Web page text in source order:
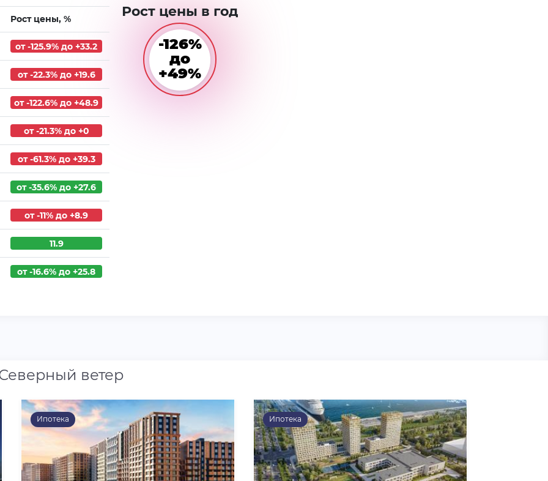
Рост цены, %
от -125.9% до +33.2
от -22.3% до +19.6
от -122.6% до +48.9
от -21.3% до +0
от -61.3% до +39.3
от -35.6% до +27.6
от -11% до +8.9
11.9
от -16.6% до +25.8
Рост цены в год
-126%
до
+49%
ветер
Ипотека Ипотека